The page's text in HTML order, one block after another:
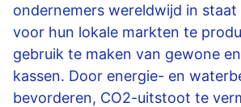
ondernemers wereldwijd in
voor hun lokale markten te
gebruik te maken van gewone
kassen. Door energie- en
bevorderen, CO2-uitstoot te